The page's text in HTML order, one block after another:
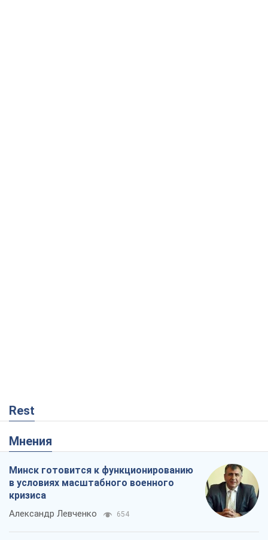
Rest
Мнения
Минск готовится к функционированию
в условиях масштабного военного
кризиса
Александр Левченко 654